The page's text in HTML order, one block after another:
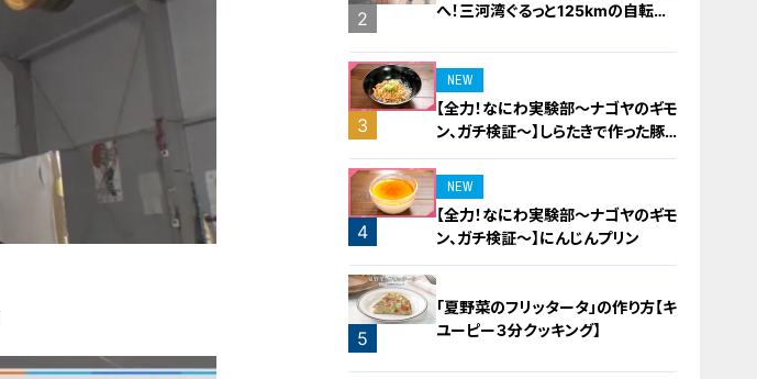
2
へ！三河湾ぐるっと125kmの自転車
3
NEW
【全力！なにわ実験部～ナゴヤのギモ
ン、ガチ検証～】しらたきで作った豚
バラミンチの油そば
4
NEW
【全力！なにわ実験部～ナゴヤのギモ
ン、ガチ検証～】にんじんプリン
5
「夏野菜のフリッタータ」の作り方【キ
ユーピー３分クッキング】